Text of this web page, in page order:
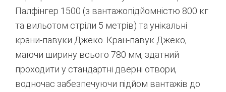
Палфінгер 1500 (з вантажопідйомністю 800 кг
та вильотом стріли 5 метрів) та унікальні
крани-павуки Джеко. Кран-павук Джеко,
маючи ширину всього 780 мм, здатний
проходити у стандартні дверні отвори,
водночас забезпечуючи підйом вантажів до